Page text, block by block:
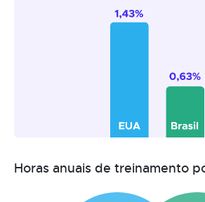
Horas anuais de treinamento